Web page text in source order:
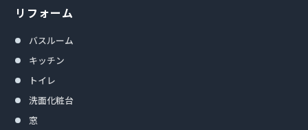
リフォーム
バスルーム
キッチン
トイレ
洗面化粧台
窓